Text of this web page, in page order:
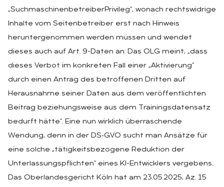
„SuchmaschinenbetreiberPrivileg“, wonach rechtswidrige
Inhalte vom Seitenbetreiber erst nach Hinweis
heruntergenommen werden müssen und wendet
dieses auch auf Art. 9-Daten an: Das OLG meint, „dass
dieses Verbot im konkreten Fall einer „Aktivierung“
durch einen Antrag des betroffenen Dritten auf
Herausnahme seiner Daten aus dem veröffentlichten
Beitrag beziehungsweise aus dem Trainingsdatensatz
bedurft hätte“. Eine nun wirklich überraschende
Wendung, denn in der DS‑GVO sucht man Ansätze für
eine solche „tätigkeitsbezogene Reduktion der
Unterlassungspflichten“ eines KI-Entwicklers vergebens.
Das Oberlandesgericht Köln hat am 23.05.2025, Az. 15